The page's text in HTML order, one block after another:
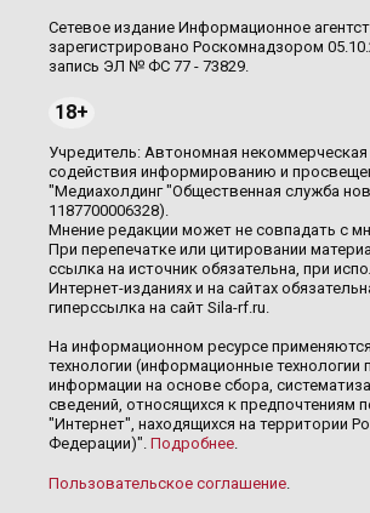
Сетевое издание Информационное
зарегистрировано Роскомнадзором
запись ЭЛ № ФС 77 - 73829.
18+
Учредитель: Автономная некоммерческая
содействия информированию и
"Медиахолдинг "Общественная служба
1187700006328).
Мнение редакции может не совпадать с
При перепечатке или цитировании
ссылка на источник обязательна, при
Интернет-изданиях и на сайтах
гиперссылка на сайт Sila-rf.ru.
На информационном ресурсе
технологии (информационные технологии
информации на основе сбора,
сведений, относящихся к предпочтениям
"Интернет", находящихся на территории
Федерации)". Подробнее.
Пользовательское соглашение.